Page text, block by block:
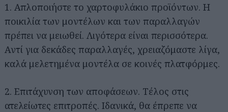
1. Απλοποιήστε το χαρτοφυλάκιο προϊόντων. Η
ποικιλία των μοντέλων και των παραλλαγών
πρέπει να μειωθεί. Λιγότερα είναι περισσότερα.
Αντί για δεκάδες παραλλαγές, χρειαζόμαστε λίγα,
καλά μελετημένα μοντέλα σε κοινές πλατφόρμες.
2. Επιτάχυνση των αποφάσεων. Τέλος στις
ατελείωτες επιτροπές. Ιδανικά, θα έπρεπε να